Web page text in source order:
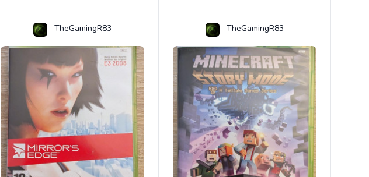
TheGamingR83 TheGamingR83